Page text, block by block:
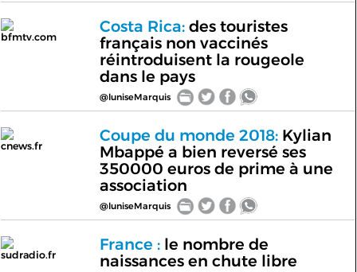
< RETOUR À L'ACCUEIL
bfmtv.com
Costa Rica:des touristes
français non vaccinés
réintroduisent la rougeole
dans le pays
@luniseMarquis
cnews.fr
Coupe du monde 2018:Kylian
Mbappé a bien reversé ses
350000 euros de prime à une
association
@luniseMarquis
sudradio.fr
France :le nombre de
naissances en chute libre